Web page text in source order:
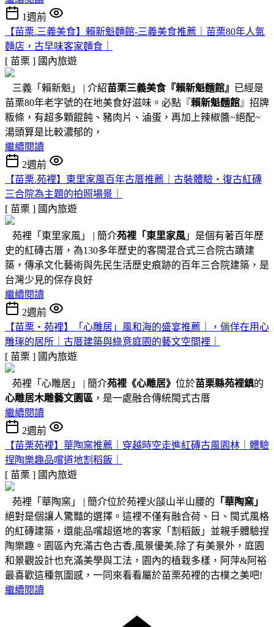
1週前
【苗栗.三義美食】賴新魁麵館-三義美食推薦｜苗栗80年人氣
麵店，古早味客家麵食｜
[ 苗栗 ] 國內旅遊
三義「賴新魁」 | 介紹苗栗三義美食『賴新魁麵館』 已經是
苗栗80年老字號的在地美食好滋味。必點『賴新魁麵館』招牌
粄條，有超多顆餛飩、豬肉片、滷蛋，再加上辣椒醬~絕配~
湯頭算是比較濃郁的，
繼續閱讀
2週前
【苗栗.苑裡】東里家風百年古厝推薦｜古裝體驗・復古紅磚
三合院為主題的拍照場景｜
[ 苗栗 ] 國內旅遊
苑裡「東里家風」 | 簡介苑裡「東里家風 」是個有著百年歷
史的紅磚古厝，為130多年歷史的客閩混合式三合院古蹟建
築，傳承文化藝術與先民生活歷史痕跡的百年三合院建築，是
台灣少見的保存良好
繼續閱讀
2週前
【苗栗・苑裡】「心雕居」風和海的盛宴推薦｜，倘佯在用心
雕琢的居所｜古厝建築與綠意庭園的藝文空間裡｜
[ 苗栗 ] 國內旅遊
苑裡「心雕居」 | 簡介苑裡 《心雕居》 位於苗栗縣苑裡鎮的
心雕居木雕藝文園區 ，是一處融合傳統閩式古厝
繼續閱讀
2週前
【苗栗苑裡】華陶窯推薦｜穿越時空走進紅磚古風園林｜體驗
捏陶樂趣品嚐道地割稻飯｜
[ 苗栗 ] 國內旅遊
苑裡「華陶窯」 | 簡介位於苑裡火燄山半山腰的 「華陶窯」
絕對是個讓人驚豔的選擇。這裡不僅有融合荷、日、閩式風格
的紅磚建築，還能品嚐超道地的客家「割稻飯」並親手體驗捏
陶樂趣。園區內充滿古色古香,風景優美,除了有美景外，庭園
和景觀設計也充滿美學與工法，園內的植栽多樣，阿萍&阿裕
最喜歡這種氛圍感，一同來看看屬於苗栗苑裡的古樸之美吧!
繼續閱讀